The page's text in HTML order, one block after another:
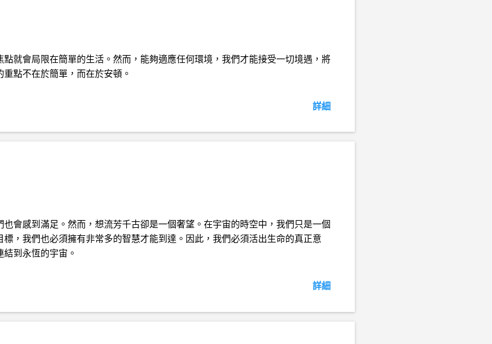
就會局限在簡單的生活。然而，能夠適應任何環境，我們才能接受一切境遇，將
點不在於簡單，而在於安頓。
詳細
會感到滿足。然而，想流芳千古卻是一個奢望。在宇宙的時空中，我們只是一個
，我們也必須擁有非常多的智慧才能到達。因此，我們必須活出生命的真正意
到永恆的宇宙。
詳細